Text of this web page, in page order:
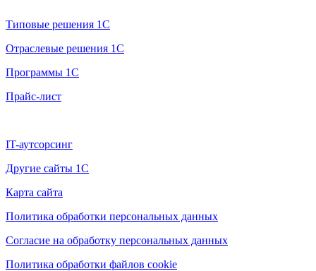
Типовые решения 1С
Отраслевые решения 1С
Программы 1С
Прайс-лист
IT-аутсорсинг
Другие сайты 1С
Карта сайта
Политика обработки персональных данных
Согласие на обработку персональных данных
Политика обработки файлов cookie